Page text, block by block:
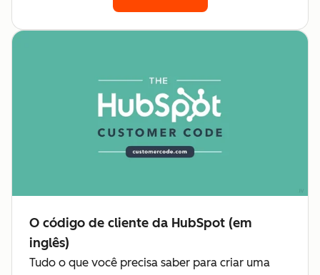
O código de cliente da HubSpot (em
inglês)
Tudo o que você precisa saber para criar uma